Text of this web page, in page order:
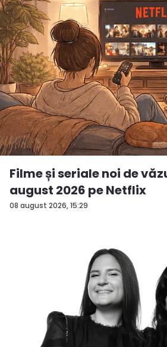
08 august 2026, 15:29
Filme și seriale noi de
august 2026 pe Netflix